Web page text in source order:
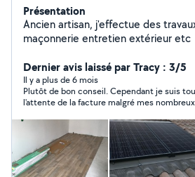
Présentation
Ancien artisan, j'effectue des
maçonnerie entretien extérieur etc
Dernier avis laissé par Tracy : 3/5
Il y a plus de 6 mois
Plutôt de bon conseil. Cependant je suis toujours dans
l'attente de la facture malgré mes
numéro ainsi que mon mail pour la facture,